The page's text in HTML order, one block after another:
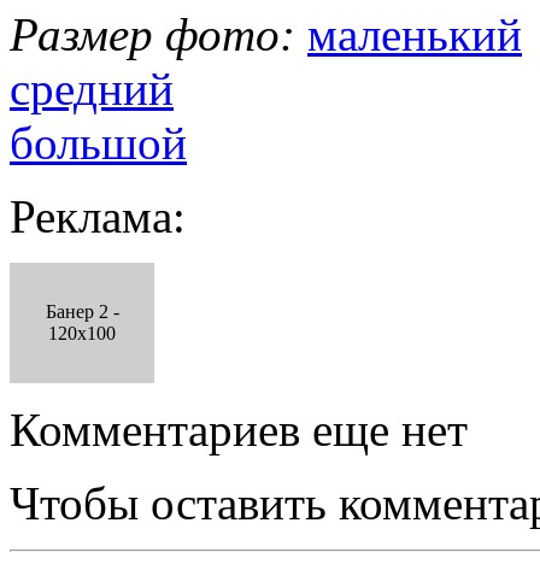
Размер фото: маленький
средний
большой
Реклама:
Банер 2 -
120x100
Комментариев еще нет
Чтобы оставить